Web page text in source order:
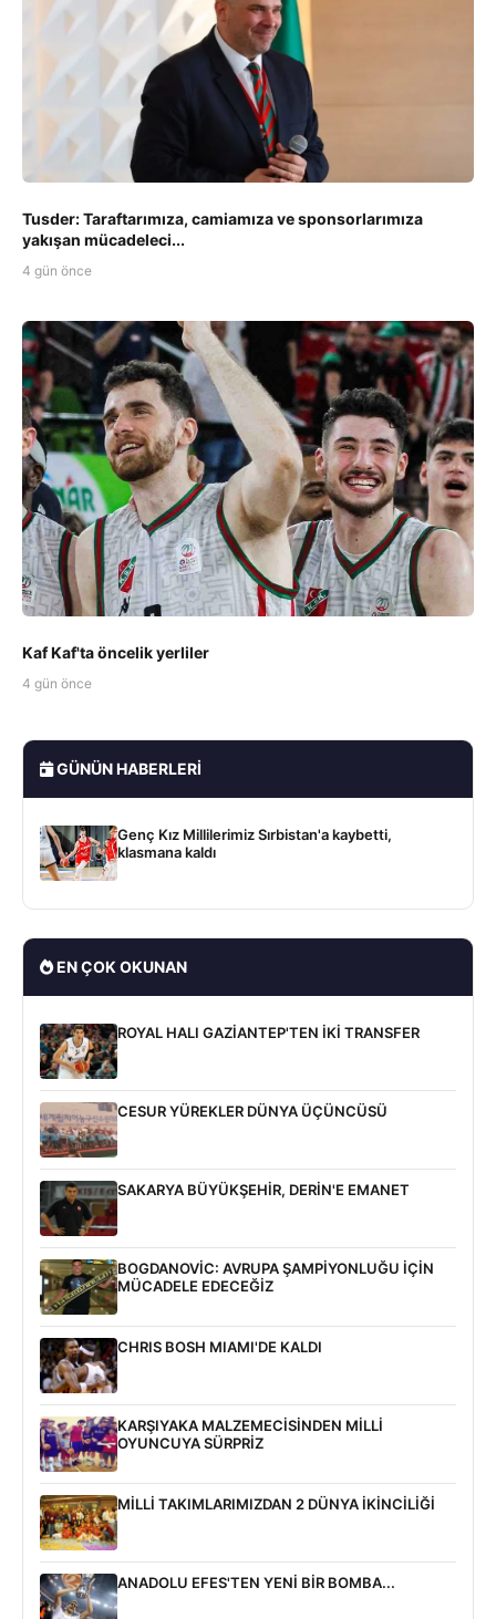
Tusder: Taraftarımıza, camiamıza ve sponsorlarımıza
yakışan mücadeleci...
4 gün önce
Kaf Kaf'ta öncelik yerliler
4 gün önce
GÜNÜN HABERLERI
Genç Kız Millilerimiz Sırbistan'a kaybetti,
klasmana kaldı
EN ÇOK OKUNAN
ROYAL HALI GAZİANTEP'TEN İKİ TRANSFER
CESUR YÜREKLER DÜNYA ÜÇÜNCÜSÜ
SAKARYA BÜYÜKŞEHİR, DERİN'E EMANET
BOGDANOVİC: AVRUPA ŞAMPİYONLUĞU İÇİN
MÜCADELE EDECEĞİZ
CHRIS BOSH MIAMI'DE KALDI
KARŞIYAKA MALZEMECİSİNDEN MİLLİ
OYUNCUYA SÜRPRİZ
MİLLİ TAKIMLARIMIZDAN 2 DÜNYA İKİNCİLİĞİ
ANADOLU EFES'TEN YENİ BİR BOMBA...